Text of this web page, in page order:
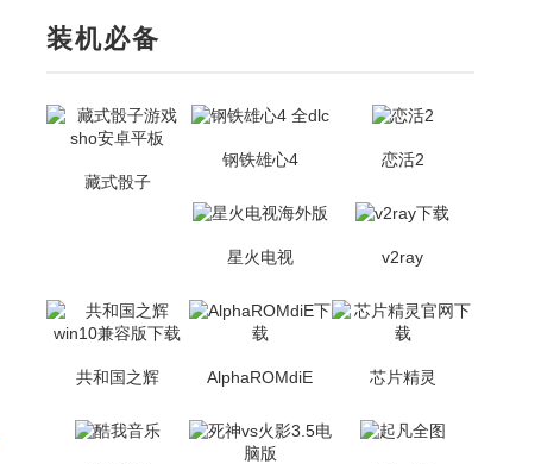
装机必备
藏式骰子
钢铁雄心4 恋活2
星火电视 v2ray
共和国之辉 AlphaROMdiE 芯片精灵